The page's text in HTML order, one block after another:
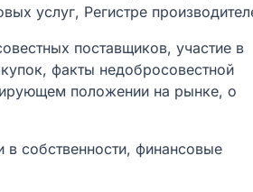
услуг, Регистре
поставщиков, участие в
факты недобросовестной
положении на рынке, о
в собственности, финансовые